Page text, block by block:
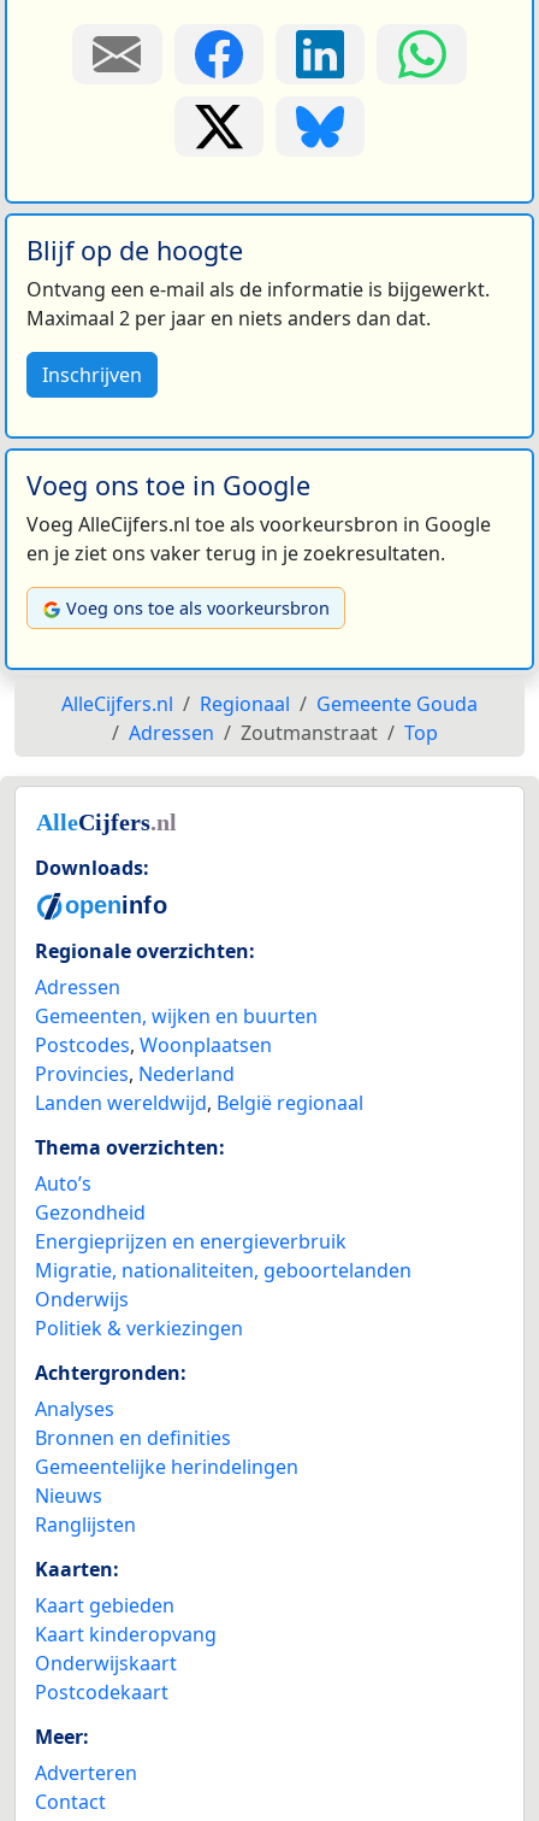
Blijf op de hoogte
Ontvang een e-mail als de informatie is bijgewerkt.
Maximaal 2 per jaar en niets anders dan dat.
Inschrijven
Voeg ons toe in Google
Voeg AlleCijfers.nl toe als voorkeursbron in Google
en je ziet ons vaker terug in je zoekresultaten.
Voeg ons toe als voorkeursbron
AlleCijfers.nl Regionaal
Gemeente Gouda
Adressen
Zoutmanstraat Top
Downloads:
Regionale overzichten:
Adressen
Gemeenten, wijken en buurten
Postcodes, Woonplaatsen
Provincies, Nederland
Landen wereldwijd, België regionaal
Thema overzichten:
Auto’s
Gezondheid
Energieprijzen en energieverbruik
Migratie, nationaliteiten, geboortelanden
Onderwijs
Politiek & verkiezingen
Achtergronden:
Analyses
Bronnen en definities
Gemeentelijke herindelingen
Nieuws
Ranglijsten
Kaarten:
Kaart gebieden
Kaart kinderopvang
Onderwijskaart
Postcodekaart
Meer:
Adverteren
Contact